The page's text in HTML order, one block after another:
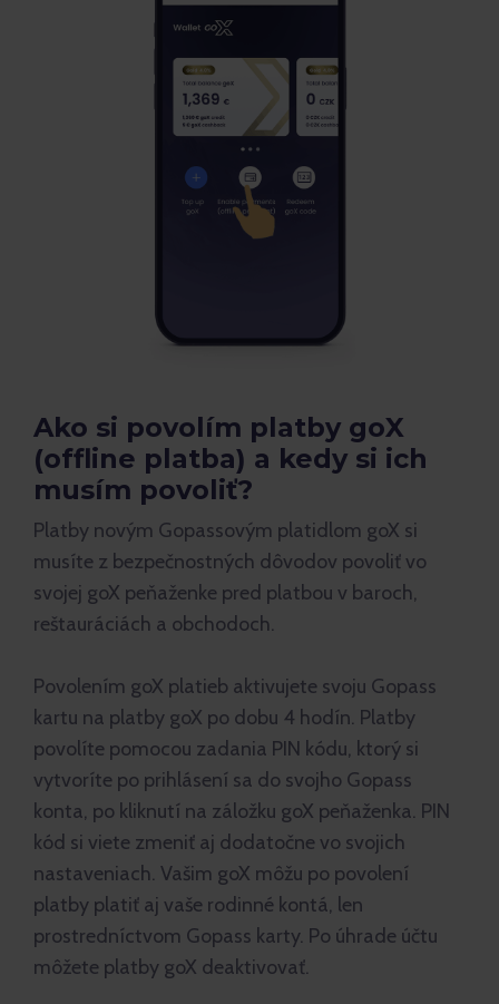
Ako si povolím platby goX
(offline platba) a kedy si ich
musím povoliť?
Platby novým Gopassovým platidlom goX si
musíte z bezpečnostných dôvodov povoliť vo
svojej goX peňaženke pred platbou v baroch,
reštauráciách a obchodoch.
Povolením goX platieb aktivujete svoju Gopass
kartu na platby goX po dobu 4 hodín. Platby
povolíte pomocou zadania PIN kódu, ktorý si
vytvoríte po prihlásení sa do svojho Gopass
konta, po kliknutí na záložku goX peňaženka. PIN
kód si viete zmeniť aj dodatočne vo svojich
nastaveniach. Vašim goX môžu po povolení
platby platiť aj vaše rodinné kontá, len
prostredníctvom Gopass karty. Po úhrade účtu
môžete platby goX deaktivovať.